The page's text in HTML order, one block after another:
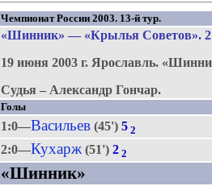
Чемпионат России 2003. 13-й тур.
«Шинник» — «Крылья Советов».
19 июня 2003 г. Ярославль.
Судья – Александр Гончар.
Голы
1:0—Васильев(45') 5 2
2:0—Кухарж(51') 2 2
«Шинник»